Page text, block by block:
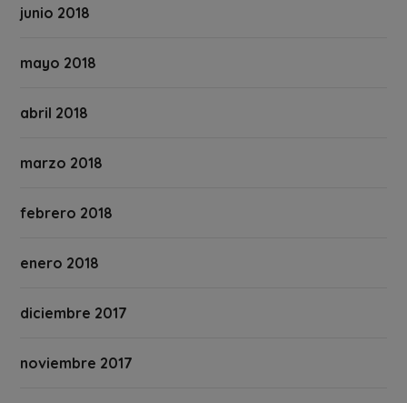
junio 2018
mayo 2018
abril 2018
marzo 2018
febrero 2018
enero 2018
diciembre 2017
noviembre 2017